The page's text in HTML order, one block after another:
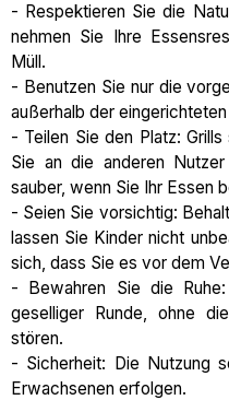
- Respektieren Sie die
nehmen Sie Ihre
Müll.
- Benutzen Sie nur die
außerhalb der
- Teilen Sie den Platz:
Sie an die anderen
sauber, wenn Sie Ihr Essen
- Seien Sie vorsichtig:
lassen Sie Kinder nicht
sich, dass Sie es vor dem
- Bewahren Sie die
geselliger Runde, ohne
stören.
- Sicherheit: Die Nutzung
Erwachsenen erfolgen.